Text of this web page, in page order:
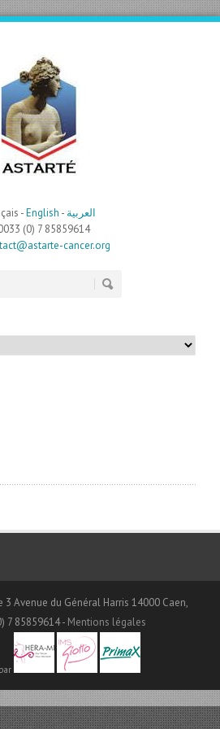
-English - العربية
(0) 7 85859614
cancer.org
3 Avenue du Général Harris 14000 Caen,
7 85859614 - Mentions légales